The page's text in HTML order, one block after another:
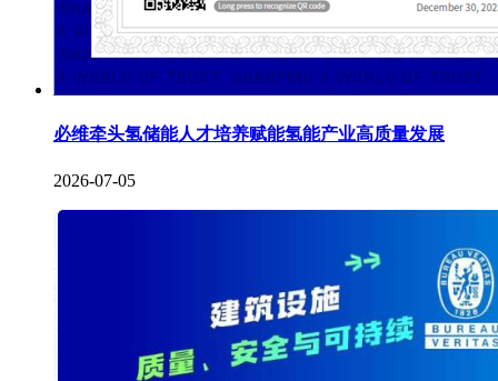
必维牵头氢储能人才培养赋能氢能产业高质量发展
2026-07-05